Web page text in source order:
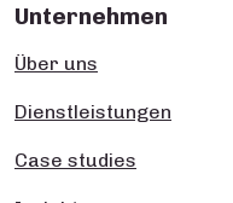
Unternehmen
Über uns
Dienstleistungen
Case studies